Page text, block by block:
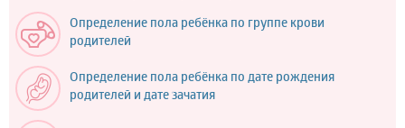
Определение пола ребёнка по группе крови
родителей
Определение пола ребёнка по дате рождения
родителей и дате зачатия